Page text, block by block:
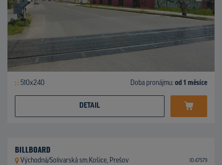
510x240 Doba pronájmu: od 1 měsíce
DETAIL
BILLBOARD
Východná/Solivarská sm.Košice, Prešov ID 47579